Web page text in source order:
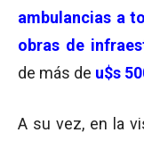
ambulancias a
obras de
de más de u$s
A su vez, en la